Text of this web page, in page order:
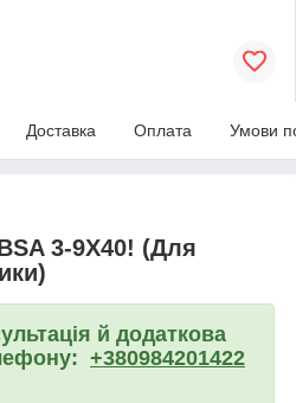
Доставка Оплата Умови
3-9X40! (Для
й додаткова
+380984201422